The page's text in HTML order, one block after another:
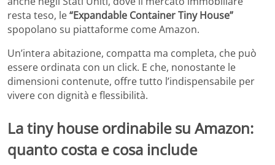
resta teso, le“Expandable Container Tiny House”
spopolano su piattaforme come Amazon.
Un’intera abitazione, compatta ma completa, che può
essere ordinata con un click. E che, nonostante le
dimensioni contenute, offre tutto l’indispensabile per
vivere con dignità e flessibilità.
La tiny house ordinabile su Amazon:
quanto costa e cosa include